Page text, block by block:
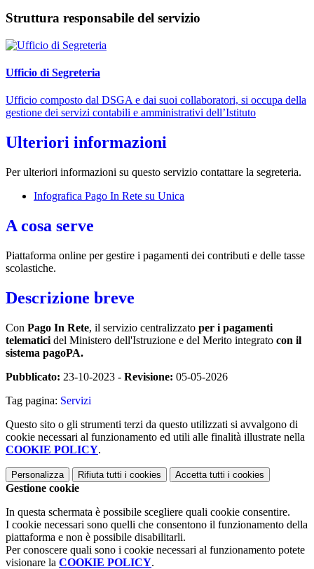
Struttura responsabile del servizio
Ufficio di Segreteria
Ufficio composto dal DSGA e dai suoi collaboratori, si occupa della
gestione dei servizi contabili e amministrativi dell’Istituto
Ulteriori informazioni
Per ulteriori informazioni su questo servizio contattare la segreteria.
Infografica Pago In Rete su Unica
A cosa serve
Piattaforma online per gestire i pagamenti dei contributi e delle tasse
scolastiche.
Descrizione breve
Con Pago In Rete, il servizio centralizzato per i pagamenti
telematici del Ministero dell'Istruzione e del Merito integrato con il
sistema pagoPA.
Pubblicato: 23-10-2023 - Revisione: 05-05-2026
Tag pagina: Servizi
Questo sito o gli strumenti terzi da questo utilizzati si avvalgono di
cookie necessari al funzionamento ed utili alle finalità illustrate nella
COOKIE POLICY.
Personalizza Rifiuta tutti i cookies Accetta tutti i cookies
Gestione cookie
In questa schermata è possibile scegliere quali cookie consentire.
I cookie necessari sono quelli che consentono il funzionamento della
piattaforma e non è possibile disabilitarli.
Per conoscere quali sono i cookie necessari al funzionamento potete
visionare la COOKIE POLICY.